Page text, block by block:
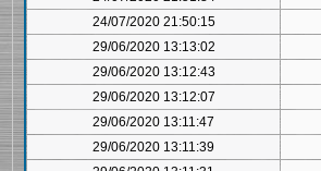
24/07/2020 21:50:15
29/06/2020 13:13:02
29/06/2020 13:12:43
29/06/2020 13:12:07
29/06/2020 13:11:47
29/06/2020 13:11:39